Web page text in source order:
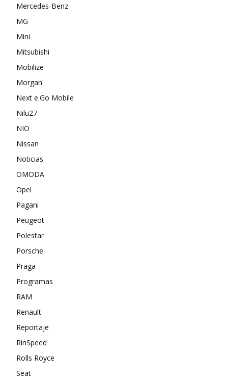
Mercedes-Benz
MG
Mini
Mitsubishi
Mobilize
Morgan
Next e.Go Mobile
Nilu27
NIO
Nissan
Noticias
OMODA
Opel
Pagani
Peugeot
Polestar
Porsche
Praga
Programas
RAM
Renault
Reportaje
RinSpeed
Rolls Royce
Seat